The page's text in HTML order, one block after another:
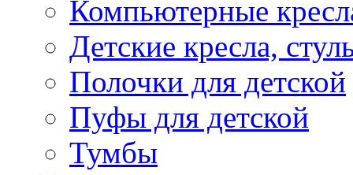
Компьютерные
Детские кресла,
Полочки для детской
Пуфы для детской
Тумбы